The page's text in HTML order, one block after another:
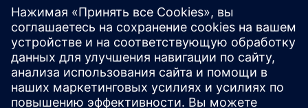
Maxima Thermoforming DT
Physics-based, AI-enhanced digital twin for thermoforming
lines. Connects to machines in seconds to model thermal
and mechanical behaviour in real time, predict defects
before they occur, optimise process parameters, reduce